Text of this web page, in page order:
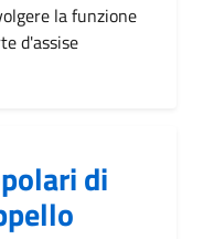
la funzione
d'assise
di